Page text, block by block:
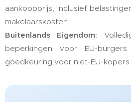
aankoopprijs, inclusief
makelaarskosten.
Buitenlands Eigendom:
beperkingen voor EU-
goedkeuring voor niet-EU-kopers.